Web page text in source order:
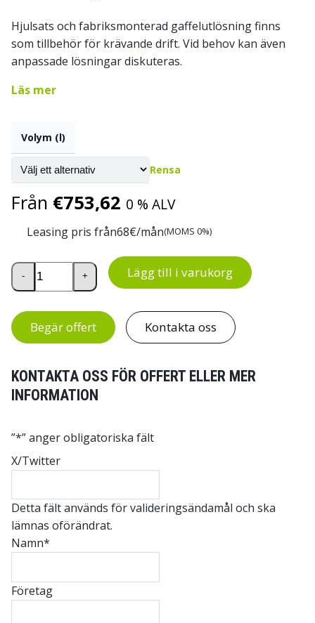
Hjulsats och fabriksmonterad gaffelutlösning finns
som tillbehör för krävande drift. Vid behov kan även
anpassade lösningar diskuteras.
Läs mer
Volym (l)
Rensa
Från €753,62 0 % ALV
Leasing pris från68€/mån(MOMS 0%)
HD-tippcontainer mängd
- + Lägg till i varukorg
Begär offert Kontakta oss
KONTAKTA OSS FÖR OFFERT ELLER MER
INFORMATION
”*” anger obligatoriska fält
X/Twitter
Detta fält används för valideringsändamål och ska
lämnas oförändrat.
Namn*
Företag